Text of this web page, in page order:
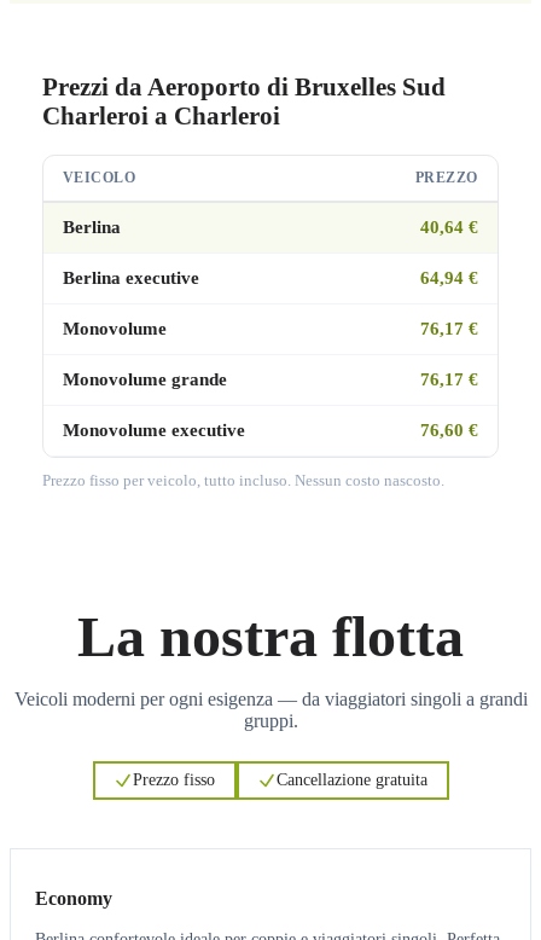
Prezzi da Aeroporto di Bruxelles Sud
Charleroi a Charleroi
VEICOLO PREZZO
Berlina 40,64 €
Berlina executive 64,94 €
Monovolume 76,17 €
Monovolume grande 76,17 €
Monovolume executive 76,60 €
Prezzo fisso per veicolo, tutto incluso. Nessun costo nascosto.
La nostra flotta
Veicoli moderni per ogni esigenza — da viaggiatori singoli a grandi
gruppi.
Prezzo fisso Cancellazione gratuita
Economy